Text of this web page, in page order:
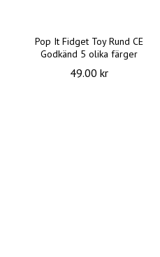
Pop It Fidget Toy Rund CE
Godkänd 5 olika färger
49.00 kr